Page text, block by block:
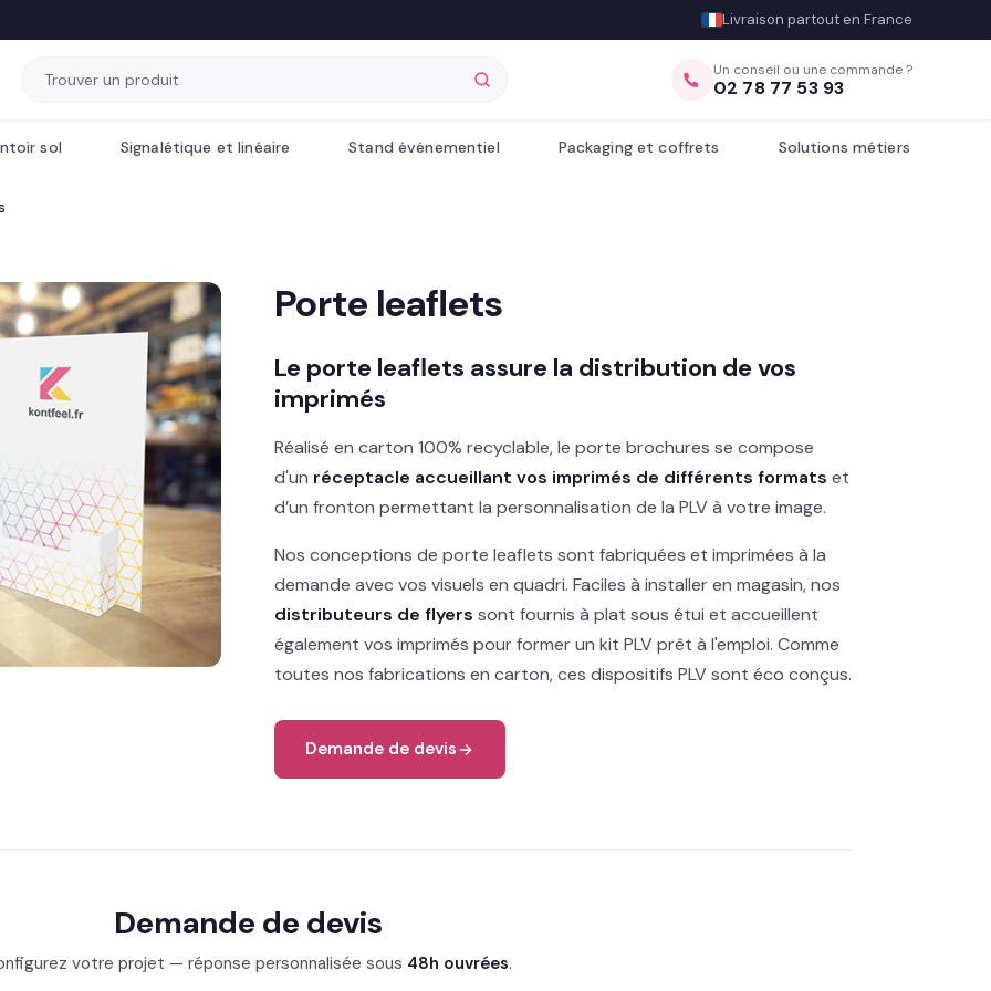
Livraison partout en France
Un conseil ou une commande ?
02 78 77 53 93
sol Signalétique et linéaire Stand événementiel Packaging et coffrets Solutions métiers
Porte leaflets
Le porte leaflets assure la distribution de vos
imprimés
Réalisé en carton 100% recyclable, le porte brochures se compose
d'un réceptacle accueillant vos imprimés de différents formats et
d’un fronton permettant la personnalisation de la PLV à votre image.
Nos conceptions de porte leaflets sont fabriquées et imprimées à la
demande avec vos visuels en quadri. Faciles à installer en magasin, nos
distributeurs de flyers sont fournis à plat sous étui et accueillent
également vos imprimés pour former un kit PLV prêt à l'emploi. Comme
toutes nos fabrications en carton, ces dispositifs PLV sont éco conçus.
Demande de devis
Demande de devis
votre projet — réponse personnalisée sous 48h ouvrées.